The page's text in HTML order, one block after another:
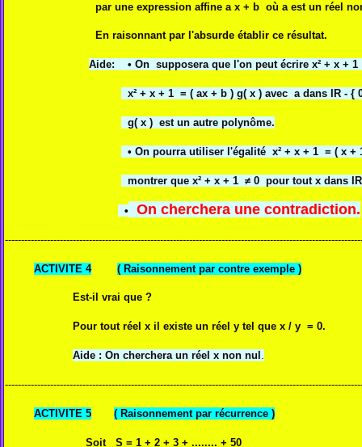
par une expression affine a x + b où a est un réel non
En raisonnant par l'absurde établir ce résultat.
Aide: • On supposera que l'on peut écrire x² + x +
x² + x + 1 = ( ax + b ) g( x ) avec a dans IR -
g( x ) est un autre polynôme.
• On pourra utiliser l'égalité x² + x + 1 = ( x +
montrer que x² + x + 1 ≠ 0 pour tout x dans
• On cherchera une contradiction.
ACTIVITE 4 ( Raisonnement par contre exemple )
Est-il vrai que ?
Pour tout réel x il existe un réel y tel que x / y = 0.
Aide : On cherchera un réel x non nul .
ACTIVITE 5 ( Raisonnement par récurrence )
Soit S = 1 + 2 + 3 + ........ + 50